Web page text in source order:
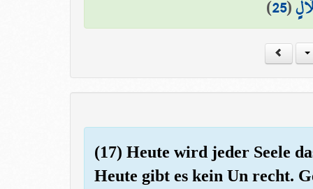
(
25
)
(17) Heute wird jeder Seele
Heute gibt es kein Un recht.